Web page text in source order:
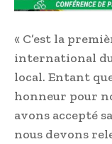
« C’est la
international
local. Entant
honneur pour
avons accepté
nous devons